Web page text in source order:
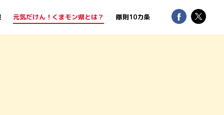
元気だけん！くまモン県とは？ 隊則10カ条